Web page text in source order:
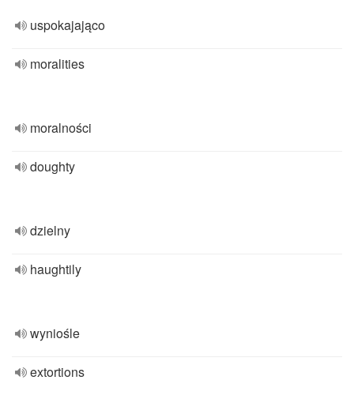
uspokajająco
moralities
moralności
doughty
dzielny
haughtily
wyniośle
extortions